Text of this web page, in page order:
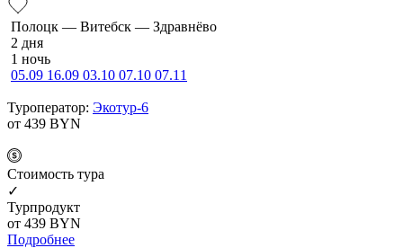
По­лоцк — Ви­тебск — Здравнёво
2 дня
1 ночь
05.09 16.09 03.10 07.10 07.11
Туроператор: Экотур-6
от 439 BYN
Cтоимость тура
✓
Турпродукт
от 439 BYN
Подробнее